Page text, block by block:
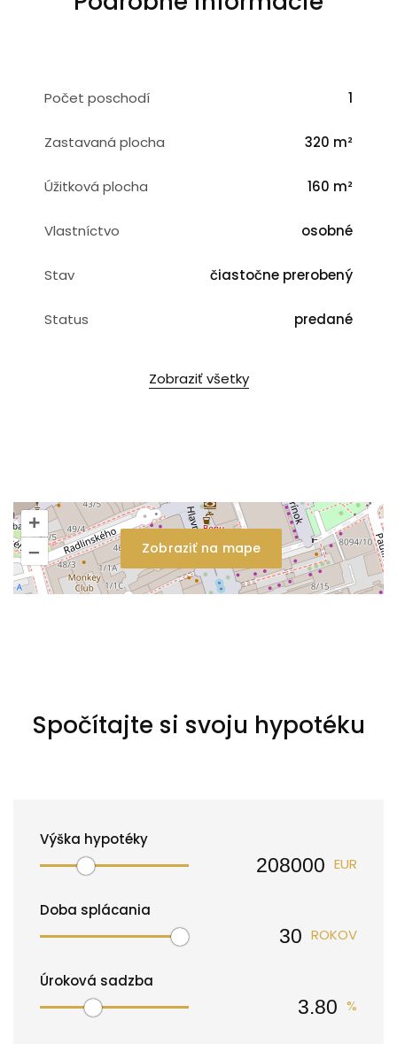
Počet poschodí 1
Zastavaná plocha 320 m²
Úžitková plocha 160 m²
Vlastníctvo osobné
Stav čiastočne prerobený
Status predané
Zobraziť všetky
Zobraziť na mape
+
–
Spočítajte si svoju hypotéku
Výška hypotéky
EUR
Doba splácania
ROKOV
Úroková sadzba
%